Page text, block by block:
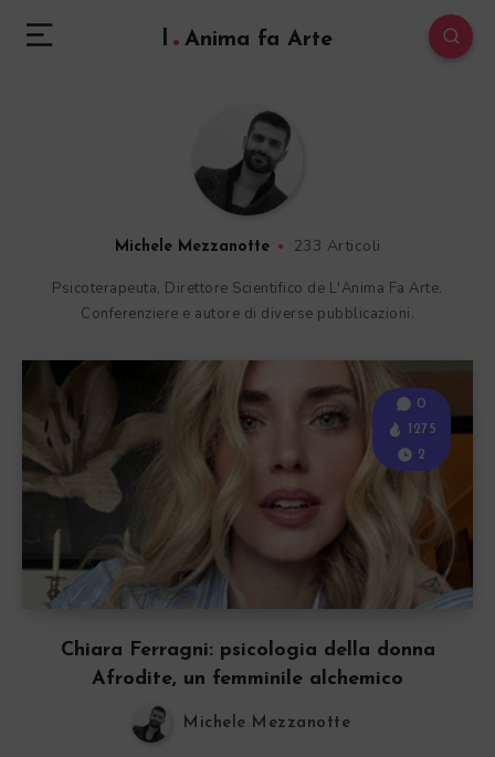
l Anima fa Arte
Michele Mezzanotte 233 Articoli
Psicoterapeuta, Direttore Scientifico de L'Anima Fa Arte.
Conferenziere e autore di diverse pubblicazioni.
Chiara Ferragni: psicologia della donna
Afrodite, un femminile alchemico
0
1275
2
Michele Mezzanotte